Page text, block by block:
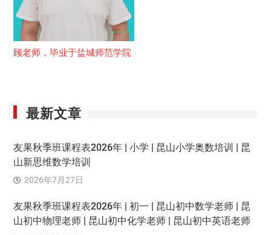
顾老师，毕业于盐城师范学院
最新文章
友果秋季班课程表2026年 | 小学 | 昆山小学奥数培训 | 昆
山新思维数学培训
2026年7月27日
友果秋季班课程表2026年 | 初一 | 昆山初中数学老师 | 昆
山初中物理老师 | 昆山初中化学老师 | 昆山初中英语老师